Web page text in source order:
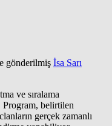
gönderilmiş İsa Sarı
ve sıralama
Program, belirtilen
gerçek zamanlı